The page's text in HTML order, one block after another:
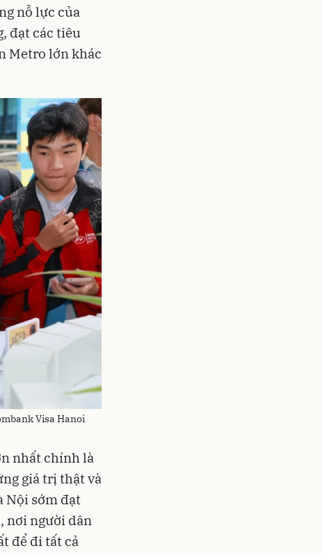
nỗ lực của
đạt các tiêu
Metro lớn khác
Visa Hanoi
nhất chính là
giá trị thật và
Nội sớm đạt
nơi người dân
để đi tất cả